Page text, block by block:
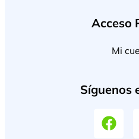
Acceso
Mi
Síguenos